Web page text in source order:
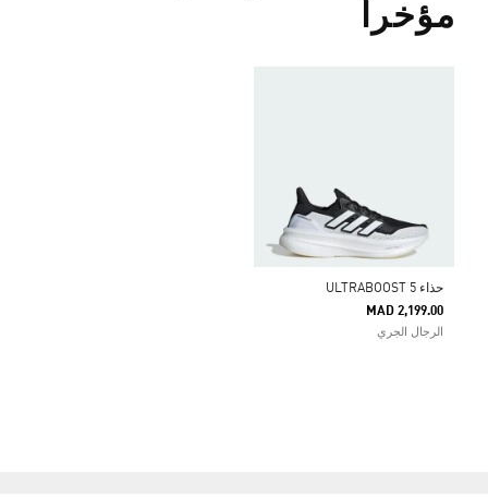
مؤخراً
حذاء ULTRABOOST 5
MAD 2,199.00
الرجال الجري